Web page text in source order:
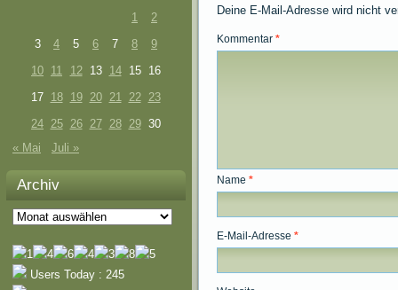
1
2
3
4 5 6 7 8
9
10 11 12 13 14 15
16
17 18 19 20 21 22 23
24 25 26 27 28 29 30
« Mai
Juli »
Archiv
Archiv
Users Today : 245
Deine E-Mail-Adresse wird nicht
Kommentar *
Name *
E-Mail-Adresse *